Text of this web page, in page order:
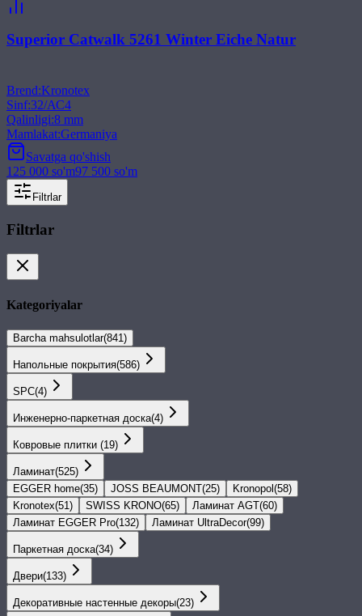
Superior Catwalk 5261 Winter Eiche Natur
Brend:Kronotex
Sinf:32/АС4
Qalinligi:8 mm
Mamlakat:Germaniya
Savatga qo'shish
125 000 so'm97 500 so'm
Filtrlar
Filtrlar
Kategoriyalar
Barcha mahsulotlar(841 )
Напольные покрытия(586)
SPС(4)
Инженерно-паркетная доска(4)
Ковровые плитки (19)
Ламинат(525)
EGGER home(35) JOSS BEAUMONT(25) Kronopol (58)
Kronotex(51 ) SWISS KRONO(65) Ламинат AGT(60)
Ламинат EGGER Pro(132) Ламинат UltraDecor(99)
Паркетная доска(34)
Двери(133)
Декоративные настенные декоры(23)